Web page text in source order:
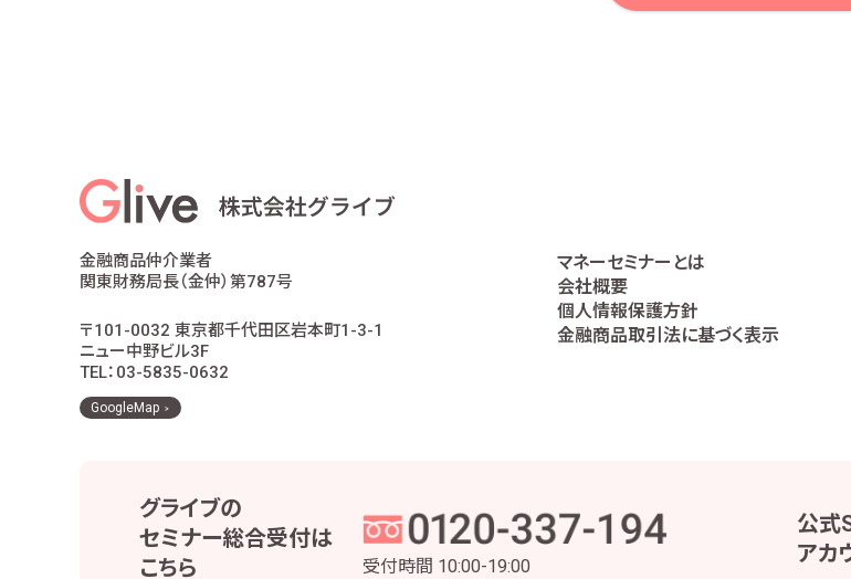
ライフプランニング、ファイナンシャルプランニング及びこれらに付帯・関連する商品・サービスの
お客様との契約や法律等に基づく権利の行使や義務の履行のため
市場調査、並びにデータ分析やアンケートの実施等による金融商品やサービスの研究や開発のた
他の事業者等から個人情報の処理の全部又は一部について委託された場合等において、委託
お取引先との打合せ、情報提供・連絡、お取引先の皆様から委託された業務の遂行等を行うため
当社株主様及び当社株式の管理業務、株主様又は会社による権利の行使・義務の履行、及び法
役職員の給与の計算・支払、人事管理業務のため
当社における採用活動、採用後の人事・安全管理及びこれに関連する業務のため
実施するとともに、役職員および委託先の適切な監督を行って参ります。
個人情報・個人データの適正な取扱いのため、法令及びガイドライン所定が定める各対応を実施す
金融商品仲介業者
関東財務局長（金仲）第787号
〒101-0032 東京都千代田区岩本町1-3-1
ニュー中野ビル3F
TEL：03-5835-0632
GoogleMap
マネーセミナーとは
会社概要
個人情報保護方針
金融商品取引法に基づく表示
グライブの
セミナー総合受付は
こちら
受付時間 10:00-19:00
公式
アカ